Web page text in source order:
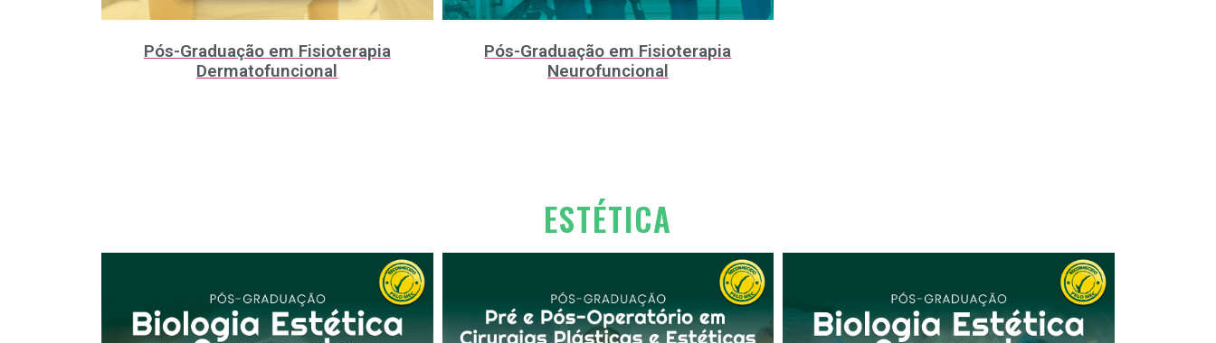
Pós-Graduação em Fisioterapia
Dermatofuncional
Pós-Graduação em Fisioterapia
Neurofuncional
ESTÉTICA